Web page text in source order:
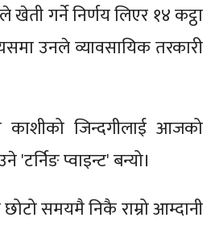
गर्ने निर्णय लिएर १४ कट्ठा
उनले व्यावसायिक तरकारी
काशीको जिन्दगीलाई आजको
'टर्निङ प्वाइन्ट' बन्यो।
समयमै निकै राम्रो आम्दानी